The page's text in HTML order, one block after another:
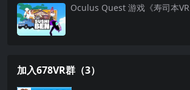
Oculus Quest 游戏《寿司本
加入678VR群（3）